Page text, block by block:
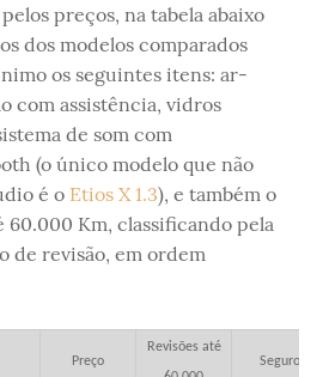
preços, na tabela abaixo
dos modelos comparados
os seguintes itens: ar-
com assistência, vidros
de som com
(o único modelo que não
é o Etios X 1.3), e também o
60.000 Km, classificando pela
de revisão, em ordem
Preço
Revisões até
Seguro